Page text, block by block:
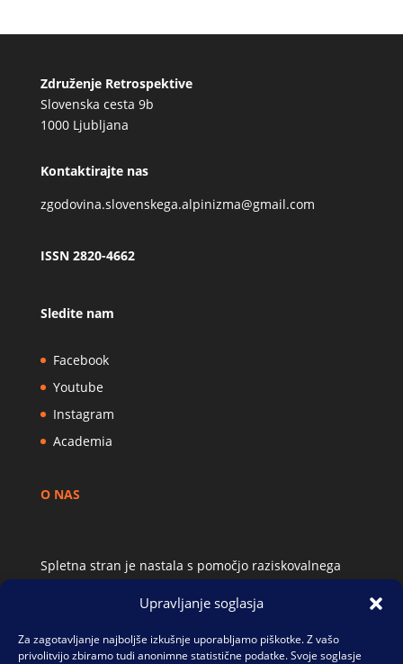
Upravljanje soglasja
Za zagotavljanje najboljše izkušnje uporabljamo piškotke. Z vašo
privolitvijo zbiramo tudi anonimne statistične podatke. Svoje soglasje
Združenje Retrospektive
Slovenska cesta 9b
1000 Ljubljana
Kontaktirajte nas
zgodovina.slovenskega.alpinizma@gmail.com
ISSN 2820-4662
Sledite nam
Facebook
Youtube
Instagram
Academia
O NAS
Spletna stran je nastala s pomočjo raziskovalnega
Intertekstualnost, intersubjektivnost,
agencija za raziskovalno dejavnost Republike